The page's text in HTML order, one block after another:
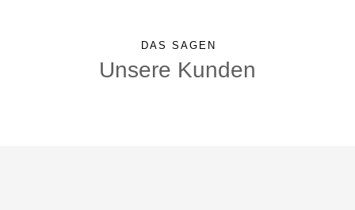
DAS SAGEN
Unsere Kunden